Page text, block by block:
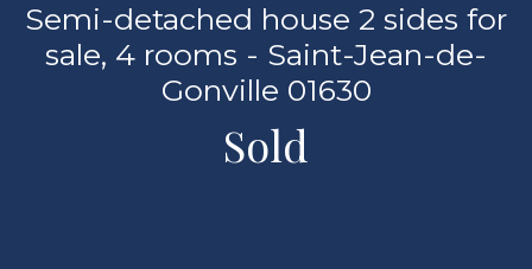
Semi-detached house 2 sides for
sale, 4 rooms - Saint-Jean-de-
Gonville 01630
Sold